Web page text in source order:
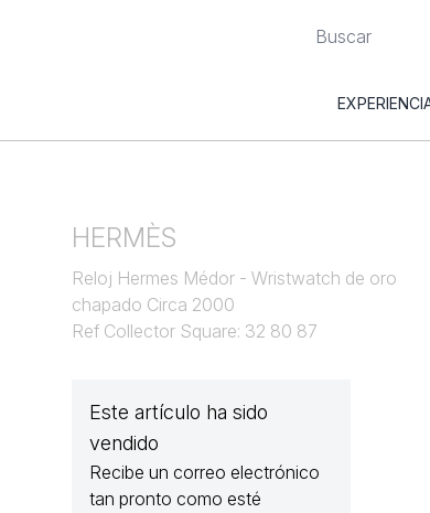
HERMÈS
Reloj Hermes Médor - Wristwatch de oro
chapado Circa 2000
Ref Collector Square: 32 80 87
Este artículo ha sido
vendido
Recibe un correo electrónico
tan pronto como esté